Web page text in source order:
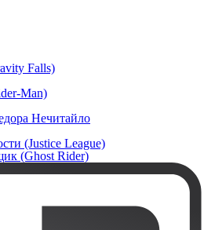
Falls)
Man)
Нечитайло
(Justice League)
(Ghost Rider)